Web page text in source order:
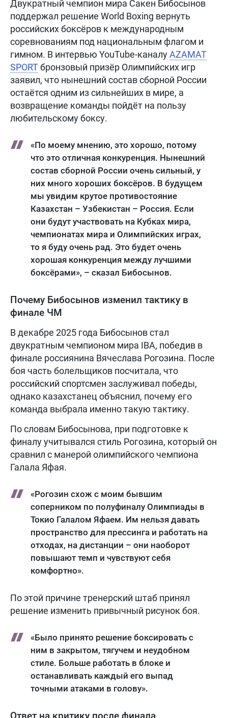
Двукратный чемпион мира Сакен Бибосынов
поддержал решение World Boxing вернуть
российских боксёров к международным
соревнованиям под национальным флагом и
гимном. В интервью YouTube-каналуAZAMAT
SPORTбронзовый призёр Олимпийских игр
заявил, что нынешний состав сборной России
остаётся одним из сильнейших в мире, а
возвращение команды пойдёт на пользу
любительскому боксу.
«По моему мнению, это хорошо, потому
что это отличная конкуренция. Нынешний
состав сборной России очень сильный, у
них много хороших боксёров. В будущем
мы увидим крутое противостояние
Казахстан – Узбекистан – Россия. Если
они будут участвовать на Кубках мира,
чемпионатах мира и Олимпийских играх,
то я буду очень рад. Это будет очень
хорошая конкуренция между лучшими
боксёрами», – сказал Бибосынов.
Почему Бибосынов изменил тактику в
финале ЧМ
В декабре 2025 года Бибосынов стал
двукратным чемпионом мира IBA, победив в
финале россиянина Вячеслава Рогозина. После
боя часть болельщиков посчитала, что
российский спортсмен заслуживал победы,
однако казахстанец объяснил, почему его
команда выбрала именно такую тактику.
По словам Бибосынова, при подготовке к
финалу учитывался стиль Рогозина, который он
сравнил с манерой олимпийского чемпиона
Галала Яфая.
«Рогозин схож с моим бывшим
соперником по полуфиналу Олимпиады в
Токио Галалом Яфаем. Им нельзя давать
пространство для прессинга и работать на
отходах, на дистанции – они наоборот
повышают темп и чувствуют себя
комфортно».
По этой причине тренерский штаб принял
решение изменить привычный рисунок боя.
«Было принято решение боксировать с
ним в закрытом, тягучем и неудобном
стиле. Больше работать в блоке и
останавливать каждый его выпад
точными атаками в голову».